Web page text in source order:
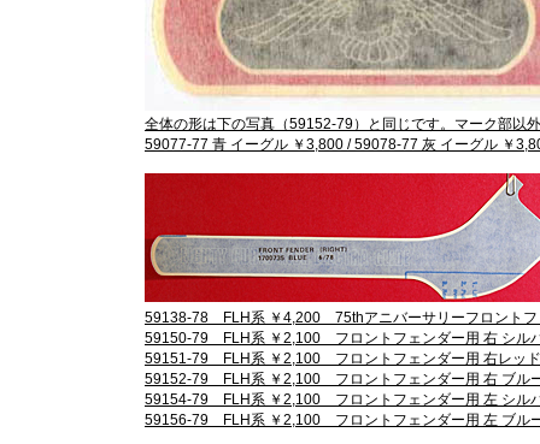
全体の形は下の写真（59152-79）と同じです。マーク部以
59077-77 青 イーグル ￥3,800 / 59078-77 灰 イーグル ￥
59138-78 FLH系 ￥4,200 75thアニバーサリーフロントフ
59150-79 FLH系 ￥2,100 フロントフェンダー用 右 シル
59151-79 FLH系 ￥2,100 フロントフェンダー用 右レッ
59152-79 FLH系 ￥2,100 フロントフェンダー用 右 ブル
59154-79 FLH系 ￥2,100 フロントフェンダー用 左 シル
59156-79 FLH系 ￥2,100 フロントフェンダー用 左 ブル